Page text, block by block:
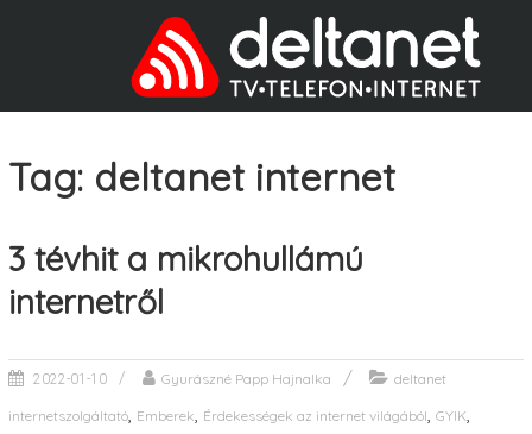
Tag: deltanet internet
3 tévhit a mikrohullámú
internetről
2022-01-10 Gyurászné Papp Hajnalka deltanet
internetszolgáltató, Emberek, Érdekességek az internet világából, GYIK,